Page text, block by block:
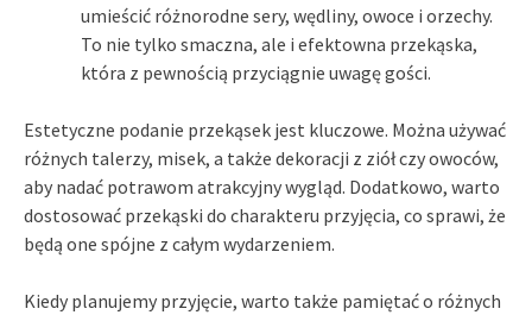
umieścić różnorodne sery, wędliny, owoce i orzechy.
To nie tylko smaczna, ale i efektowna przekąska,
która z pewnością przyciągnie uwagę gości.
Estetyczne podanie przekąsek jest kluczowe. Można używać
różnych talerzy, misek, a także dekoracji z ziół czy owoców,
aby nadać potrawom atrakcyjny wygląd. Dodatkowo, warto
dostosować przekąski do charakteru przyjęcia, co sprawi, że
będą one spójne z całym wydarzeniem.
Kiedy planujemy przyjęcie, warto także pamiętać o różnych